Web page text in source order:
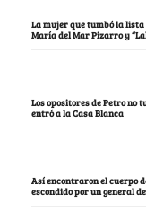
La mujer que tumbó la lista
María del Mar Pizarro y
Los opositores de Petro
entró a la Casa Blanca
Así encontraron el cuerpo
escondido por un general